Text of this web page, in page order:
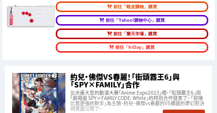
前往「蝦皮購物」購買
前往「Yahoo!購物中心」購買
前往「樂天市場」購買
前往「friDay」購買
約兒·佛傑VS春麗！「街頭霸王6」與
「SPY×FAMILY」合作
北米最大型的動漫大賽「Anime Expo2023」裡，「街頭霸王6」與
「劇場版 SPY×FAMILY CODE: White」的特別合作發表了。 「迎接
比我更強的對手」為主題，約兒·佛傑vs春麗的VS構圖的夢幻對決
視覺圖公開了。